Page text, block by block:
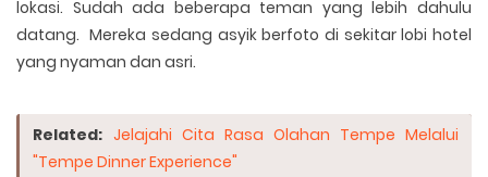
lokasi. Sudah ada beberapa teman yang lebih dahulu
datang. Mereka sedang asyik berfoto di sekitar lobi hotel
yang nyaman dan asri.
Related: Jelajahi Cita Rasa Olahan Tempe Melalui
"Tempe Dinner Experience"